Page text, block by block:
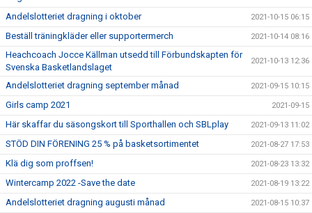
Andelslotteriet dragning i oktober 2021-10-15 06:15
Beställ träningkläder eller supportermerch 2021-10-14 08:16
Heachcoach Jocce Källman utsedd till Förbundskapten för
Svenska Basketlandslaget
2021-10-13 12:36
Andelslotteriet dragning september månad 2021-09-15 10:15
Girls camp 2021 2021-09-15
Här skaffar du säsongskort till Sporthallen och SBLplay 2021-09-13 11:02
STÖD DIN FÖRENING 25 % på basketsortimentet 2021-08-27 17:53
Klä dig som proffsen! 2021-08-23 13:32
Wintercamp 2022 -Save the date 2021-08-19 13:22
Andelslotteriet dragning augusti månad 2021-08-15 10:37